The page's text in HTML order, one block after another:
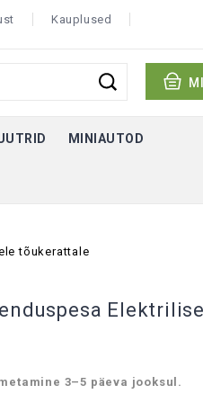
Kauplused
MINIAUTOD
tõukerattale
3–5 päeva jooksul.